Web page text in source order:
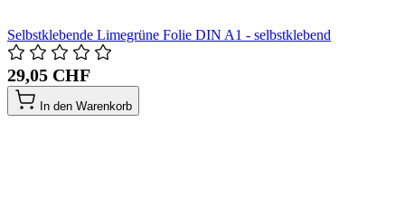
Selbstklebende Limegrüne Folie DIN A1 - selbstklebend
29,05 CHF
In den Warenkorb